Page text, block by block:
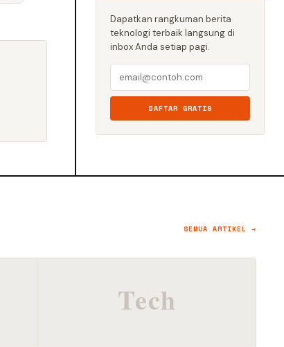
Dapatkan rangkuman berita
teknologi terbaik langsung di
inbox Anda setiap pagi.
DAFTAR GRATIS
SEMUA ARTIKEL →